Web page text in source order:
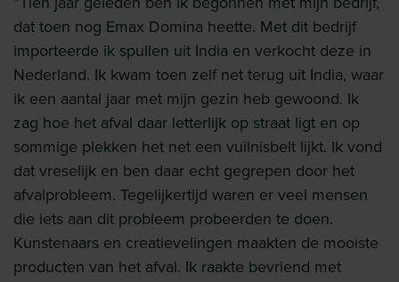
dat toen nog Emax Domina heette. Met dit bedrijf
importeerde ik spullen uit India en verkocht deze in
Nederland. Ik kwam toen zelf net terug uit India, waar
ik een aantal jaar met mijn gezin heb gewoond. Ik
zag hoe het afval daar letterlijk op straat ligt en op
sommige plekken het net een vuilnisbelt lijkt. Ik vond
dat vreselijk en ben daar echt gegrepen door het
afvalprobleem. Tegelijkertijd waren er veel mensen
die iets aan dit probleem probeerden te doen.
Kunstenaars en creatievelingen maakten de mooiste
producten van het afval. Ik raakte bevriend met